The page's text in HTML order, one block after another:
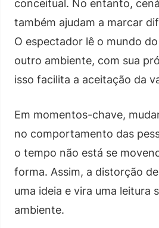
conceitual. No entanto,
também ajudam a marcar
O espectador lê o mundo
outro ambiente, com sua
isso facilita a aceitação da
Em momentos-chave,
no comportamento das
o tempo não está se
forma. Assim, a distorção
uma ideia e vira uma leitura
ambiente.